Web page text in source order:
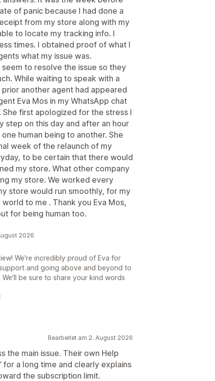
of panic because I had done a
from my store along with my
to locate my tracking info. I
times. I obtained proof of what I
what my issue was.
seem to resolve the issue so they
While waiting to speak with a
another agent had appeared
Eva Mos in my WhatsApp chat
first apologized for the stress I
on this day and after an hour
human being to another. She
week of the relaunch of my
to be certain that there would
my store. What other company
my store. We worked every
store would run smoothly, for my
to me . Thank you Eva Mos,
for being human too.
2026
We're incredibly proud of Eva for
and going above and beyond to
be sure to share your kind words
Bearbeitet am 2. August 2026
the main issue. Their own Help
for a long time and clearly explains
the subscription limit.